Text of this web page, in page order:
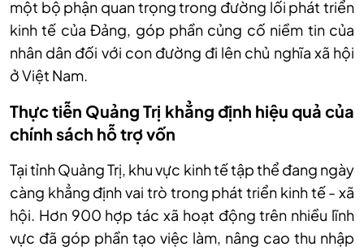
một bộ phận quan trọng trong đường lối phát triển
kinh tế của Đảng, góp phần củng cố niềm tin của
nhân dân đối với con đường đi lên chủ nghĩa xã hội
ở Việt Nam.
Thực tiễn Quảng Trị khẳng định hiệu quả của
chính sách hỗ trợ vốn
Tại tỉnh Quảng Trị, khu vực kinh tế tập thể đang ngày
càng khẳng định vai trò trong phát triển kinh tế - xã
hội. Hơn 900 hợp tác xã hoạt động trên nhiều lĩnh
vực đã góp phần tạo việc làm, nâng cao thu nhập